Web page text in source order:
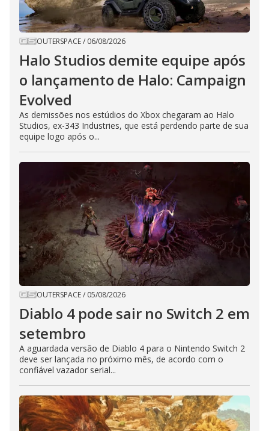
OUTERSPACE/ 06/08/2026
Halo Studios demite equipe após
o lançamento de Halo: Campaign
Evolved
As demissões nos estúdios do Xbox chegaram ao Halo
Studios, ex-343 Industries, que está perdendo parte de sua
equipe logo após o...
OUTERSPACE/ 05/08/2026
Diablo 4 pode sair no Switch 2 em
setembro
A aguardada versão de Diablo 4 para o Nintendo Switch 2
deve ser lançada no próximo mês, de acordo com o
confiável vazador serial...